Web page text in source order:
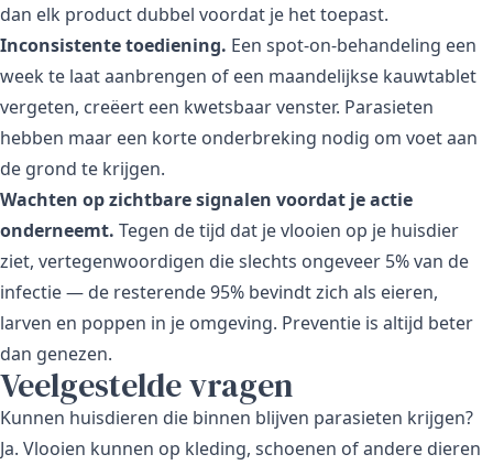
dan elk product dubbel voordat je het toepast.
Inconsistente toediening. Een spot-on-behandeling een
week te laat aanbrengen of een maandelijkse kauwtablet
vergeten, creëert een kwetsbaar venster. Parasieten
hebben maar een korte onderbreking nodig om voet aan
de grond te krijgen.
Wachten op zichtbare signalen voordat je actie
onderneemt. Tegen de tijd dat je vlooien op je huisdier
ziet, vertegenwoordigen die slechts ongeveer 5% van de
infectie — de resterende 95% bevindt zich als eieren,
larven en poppen in je omgeving. Preventie is altijd beter
dan genezen.
Veelgestelde vragen
Kunnen huisdieren die binnen blijven parasieten krijgen?
Ja. Vlooien kunnen op kleding, schoenen of andere dieren